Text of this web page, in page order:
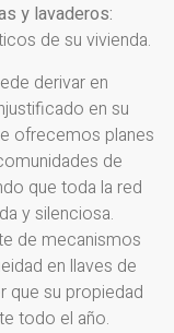
y lavaderos:
de su vivienda.
derivar en
en su
ofrecemos planes
de
que toda la red
y silenciosa.
de mecanismos
en llaves de
que su propiedad
todo el año.